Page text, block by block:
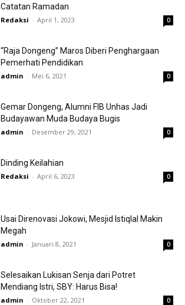
Catatan Ramadan
Redaksi - April 1, 2023 0
“Raja Dongeng” Maros Diberi Penghargaan
Pemerhati Pendidikan
admin - Mei 6, 2021 0
Gemar Dongeng, Alumni FIB Unhas Jadi
Budayawan Muda Budaya Bugis
admin - Desember 29, 2021 0
Dinding Keilahian
Redaksi - April 6, 2023 0
Usai Direnovasi Jokowi, Mesjid Istiqlal Makin
Megah
admin - Januari 8, 2021 0
Selesaikan Lukisan Senja dari Potret
Mendiang Istri, SBY: Harus Bisa!
admin - Oktober 22, 2021 0